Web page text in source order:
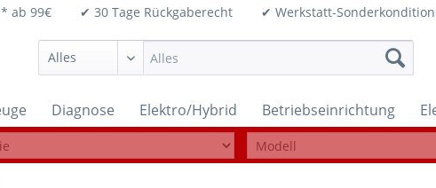
ab 99€ ✔ 30 Tage Rückgaberecht ✔ Werkstatt-
Diagnose Elektro/Hybrid Betriebseinrichtung